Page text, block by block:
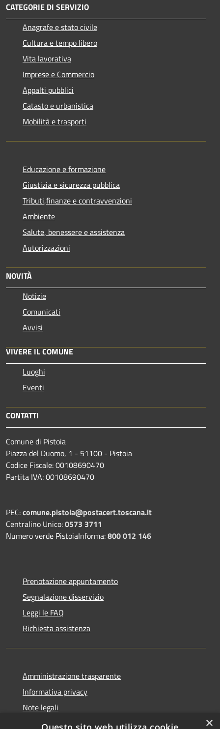
CATEGORIE DI SERVIZIO
Anagrafe e stato civile
Cultura e tempo libero
Vita lavorativa
Imprese e Commercio
Appalti pubblici
Catasto e urbanistica
Mobilità e trasporti
Educazione e formazione
Giustizia e sicurezza pubblica
Tributi,finanze e contravvenzioni
Ambiente
Salute, benessere e assistenza
Autorizzazioni
NOVITÀ
Notizie
Comunicati
Avvisi
VIVERE IL COMUNE
Luoghi
Eventi
CONTATTI
Comune di Pistoia
Piazza del Duomo, 1 - 51100 - Pistoia
Codice Fiscale: 00108690470
Partita IVA: 00108690470
PEC:comune.pistoia@postacert.toscana.it
Centralino Unico:0573 3711
Numero verde PistoiaInforma:800 012 146
Prenotazione appuntamento
Segnalazione disservizio
Leggi le FAQ
Richiesta assistenza
Amministrazione trasparente
Informativa privacy
Note legali
Dichiarazione di accessibilità
×